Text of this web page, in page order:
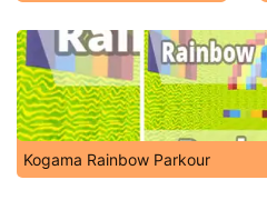
Kogama Rainbow Parkour